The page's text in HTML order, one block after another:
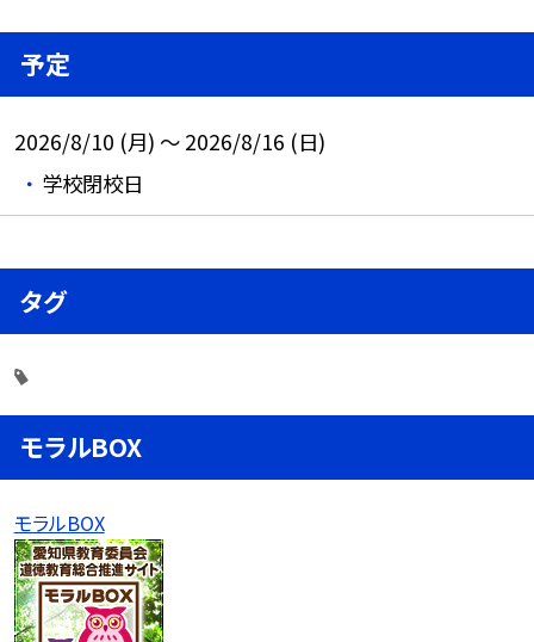
予定
2026/8/10 (月) ～ 2026/8/16 (日)
学校閉校日
タグ
モラルBOX
モラルBOX